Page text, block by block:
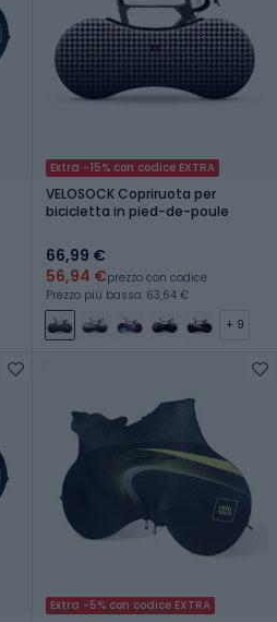
Extra -15% con codice EXTRA
VELOSOCK Copriruota per
bicicletta in pied-de-poule
66,99 €
56,94 €prezzo con codice
Prezzo più basso: 63,64 €
+ 9
Extra -5% con codice EXTRA